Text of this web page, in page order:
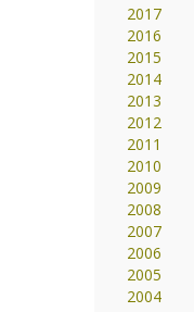
2017
2016
2015
2014
2013
2012
2011
2010
2009
2008
2007
2006
2005
2004